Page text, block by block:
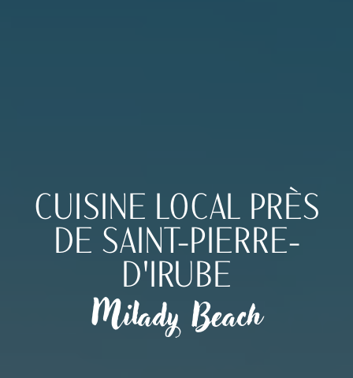
CUISINE LOCAL PRÈS
DE SAINT-PIERRE-
D'IRUBE
Milady Beach